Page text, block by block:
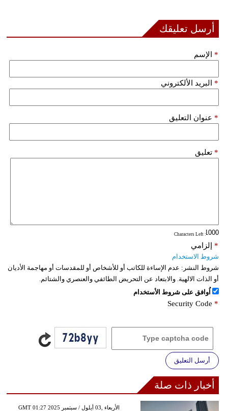
أرسل تعليقك
الإسم *
البريد الألكتروني *
عنوان التعليق *
تعليق *
: Characters Left
إلزامي *
شروط الاستخدام
شروط النشر: عدم الإساءة للكاتب أو للأشخاص أو للمقدسات أو مهاجمة الأديان
أو الذات الالهية. والابتعاد عن التحريض الطائفي والعنصري والشتائم.
اُوافق على شروط الأستخدام
Security Code *
أرسل التعليق
أخبار ذات صلة
GMT 01:27 2025 الأربعاء ,03 أيلول / سبتمبر